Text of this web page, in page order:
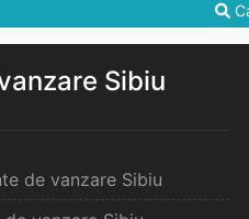
Sibiu
de vanzare Sibiu